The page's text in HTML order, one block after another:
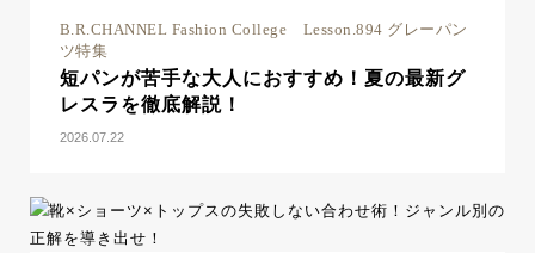
B.R.CHANNEL Fashion College Lesson.894 グレーパン
ツ特集
短パンが苦手な大人におすすめ！夏の最新グ
レスラを徹底解説！
2026.07.22